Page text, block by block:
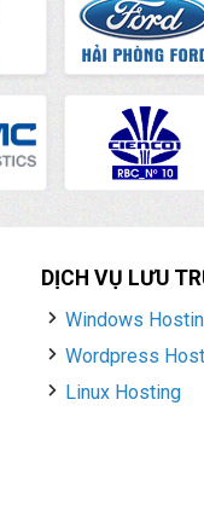
DỊCH VỤ LƯU
Windows
Wordpress
Linux Hosting